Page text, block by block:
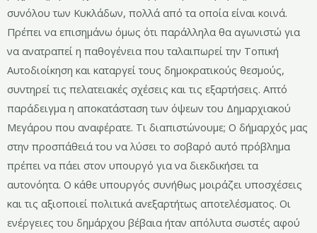
συνόλου των Κυκλάδων, πολλά από τα οποία είναι κοινά.
Πρέπει να επισημάνω όμως ότι παράλληλα θα αγωνιστώ για
να ανατραπεί η παθογένεια που ταλαιπωρεί την Τοπική
Αυτοδιοίκηση και καταργεί τους δημοκρατικούς θεσμούς,
συντηρεί τις πελατειακές σχέσεις και τις εξαρτήσεις. Απτό
παράδειγμα η αποκατάσταση των όψεων του Δημαρχιακού
Μεγάρου που αναφέρατε. Τι διαπιστώνουμε; Ο δήμαρχός μας
στην προσπάθειά του να λύσει το σοβαρό αυτό πρόβλημα
πρέπει να πάει στον υπουργό για να διεκδικήσει τα
αυτονόητα. Ο κάθε υπουργός συνήθως μοιράζει υποσχέσεις
και τις αξιοποιεί πολιτικά ανεξαρτήτως αποτελέσματος. Οι
ενέργειες του δημάρχου βέβαια ήταν απόλυτα σωστές αφού